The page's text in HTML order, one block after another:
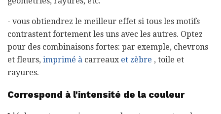
- vous obtiendrez le meilleur effet si tous les motifs
contrastent fortement les uns avec les autres. Optez
pour des combinaisons fortes: par exemple, chevrons
et fleurs, imprimé à carreaux et zèbre , toile et
rayures.
Correspond à l'intensité de la couleur